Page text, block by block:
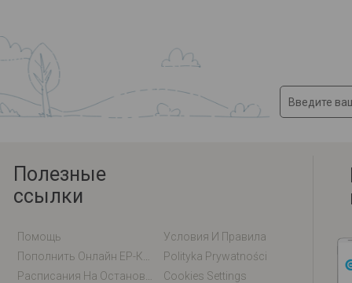
Полезные
ссылки
Помощь
Условия И Правила
Polityka Prywatności
Cookies Settings